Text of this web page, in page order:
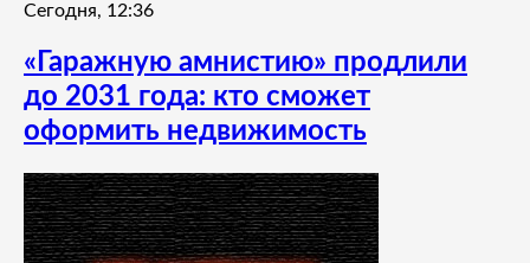
Сегодня, 12:36
«Гаражную амнистию» продлили
до 2031 года: кто сможет
оформить недвижимость